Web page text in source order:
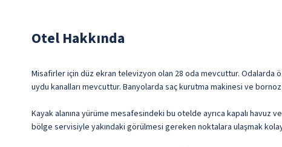
Otel Hakkında
Misafirler için düz ekran televizyon olan 28 oda mevcuttur.
uydu kanalları mevcuttur. Banyolarda saç kurutma makinesi ve bornoz
Kayak alanına yürüme mesafesindeki bu otelde ayrıca kapalı havuz
bölge servisiyle yakındaki görülmesi gereken noktalara ulaşmak